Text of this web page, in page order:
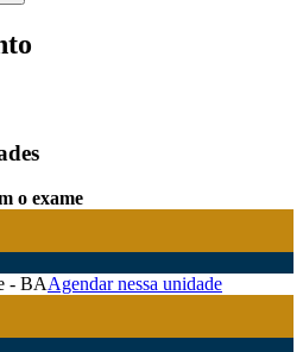
o exame
- BAAgendar nessa unidade